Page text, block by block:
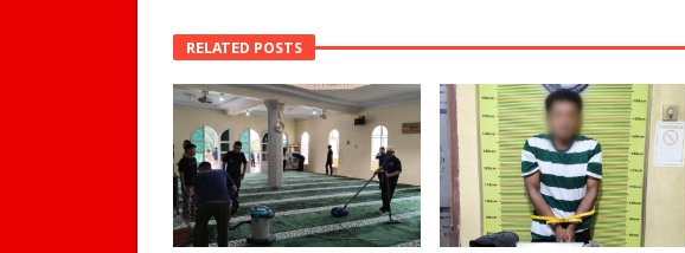
RELATED POSTS